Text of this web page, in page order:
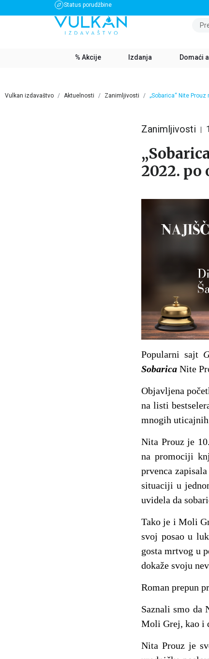
Status porudžbine
BESPLATNA DOSTAVA ZA IZNOS PREKO 3500 RSD
% Akcije Izdanja Domaći
Vulkan izdavaštvo Aktuelnosti Zanimljivosti „Sobarica“ Nite
Zanimljivosti
2022. po
Popularni sajt
Sobarica Nite
Objavljena
na listi
mnogih
Nita Prouz je
na promociji
prvenca
situaciji u
uvidela da
Tako je i Moli
svoj posao u
gosta mrtvog u
dokaže svoju
Roman prepun
Saznali smo
Moli Grej, kao i
Nita Prouz je